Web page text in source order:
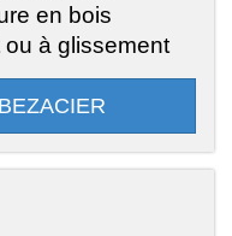
en bois
à glissement